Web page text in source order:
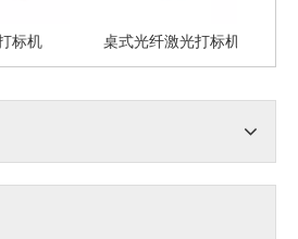
桌式光纤激光打标机